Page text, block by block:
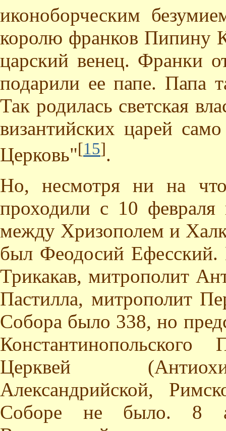
иконоборческим
королю франков Пипину
царский венец. Франки
подарили ее папе. Папа
Так родилась светская
византийских царей
Церковь"[15].
Но, несмотря ни на
проходили с 10
между Хризополем и
был Феодосий Ефесский.
Трикакав, митрополит
Пастилла, митрополит
Собора было 338, но
Церквей
Александрийской,
Соборе не было. 8